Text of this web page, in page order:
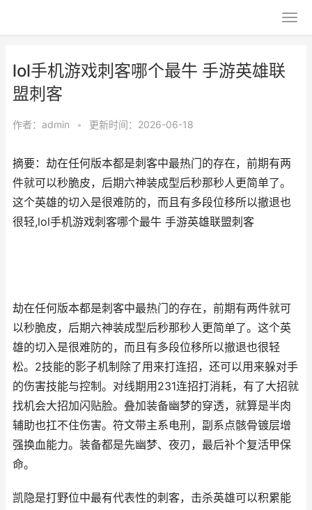
lol手机游戏刺客哪个最牛 手游英雄联
盟刺客
作者： admin • 更新时间：2026-06-18
摘要：劫在任何版本都是刺客中最热门的存在，前期有两
件就可以秒脆皮，后期六神装成型后秒那秒人更简单了。
这个英雄的切入是很难防的，而且有多段位移所以撤退也
很轻,lol手机游戏刺客哪个最牛 手游英雄联盟刺客
劫在任何版本都是刺客中最热门的存在，前期有两件就可
以秒脆皮，后期六神装成型后秒那秒人更简单了。这个英
雄的切入是很难防的，而且有多段位移所以撤退也很轻
松。2技能的影子机制除了用来打连招，还可以用来躲对手
的伤害技能与控制。对线期用231连招打消耗，有了大招就
找机会大招加闪贴脸。叠加装备幽梦的穿透，就算是半肉
辅助也扛不住伤害。符文带主系电刑，副系点骸骨镀层增
强换血能力。装备都是先幽梦、夜刃，最后补个复活甲保
命。
凯隐是打野位中最有代表性的刺客，击杀英雄可以积累能